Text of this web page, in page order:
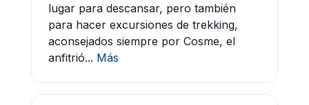
lugar para descansar, pero también
para hacer excursiones de trekking,
aconsejados siempre por Cosme, el
anfitrió... Más